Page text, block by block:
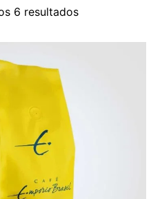
6 resultados